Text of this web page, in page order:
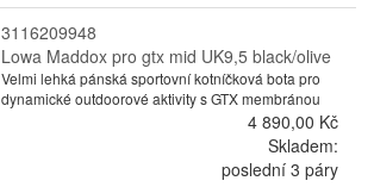
3116209948
Lowa Maddox pro gtx mid UK9,5 black/olive
Velmi lehká pánská sportovní kotníčková bota pro
dynamické outdoorové aktivity s GTX membránou
4 890,00 Kč
Skladem:
poslední 3 páry